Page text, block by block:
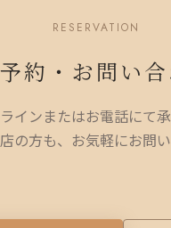
RESERVATION
約・お問い
インまたはお電話にて承
の方も、お気軽にお問